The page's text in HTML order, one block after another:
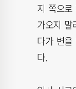
지 쪽으
가오지
다가 변
다.